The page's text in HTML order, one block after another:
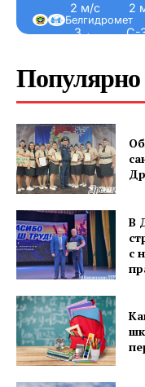
2 м/с
З ←
2
С-
Белгидромет
Популярно
В
с